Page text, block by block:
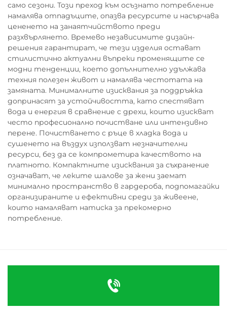
само сезони. Този преход към осъзнато потребление
намалява отпадъците, опазва ресурсите и насърчава
цененето на занаятчийството преди
разхвърлянето. Времево независимите дизайн-
решения гарантират, че тези изделия остават
стилистично актуални въпреки променящите се
модни тенденции, което допълнително удължава
техния полезен живот и намалява честотата на
замяната. Минималните изисквания за поддръжка
допринасят за устойчивостта, като спестяват
вода и енергия в сравнение с дрехи, които изискват
често професионално почистване или интензивно
перене. Почистването с ръце в хладка вода и
сушенето на въздух използват незначителни
ресурси, без да се компрометира качеството на
платното. Компактните изисквания за съхранение
означават, че леките шалове за жени заемат
минимално пространство в гардероба, подпомагайки
организираните и ефективни среди за живеене,
които намаляват натиска за прекомерно
потребление.